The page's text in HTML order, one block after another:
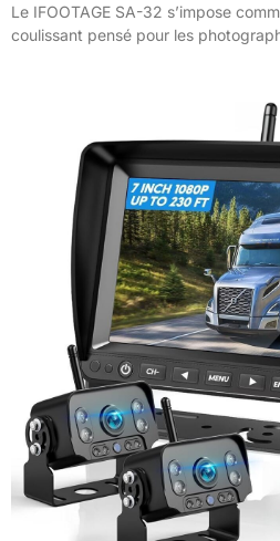
Le IFOOTAGE SA-32 s’impose
coulissant pensé pour les